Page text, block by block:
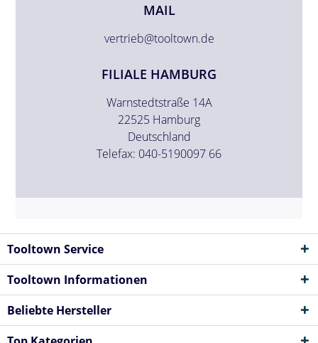
MAIL
vertrieb@tooltown.de
FILIALE HAMBURG
Warnstedtstraße 14A
22525 Hamburg
Deutschland
Telefax: 040-5190097 66
Tooltown Service
Tooltown Informationen
Beliebte Hersteller